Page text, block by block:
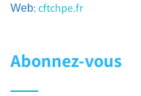
Web:cftchpe.fr
Abonnez-vous